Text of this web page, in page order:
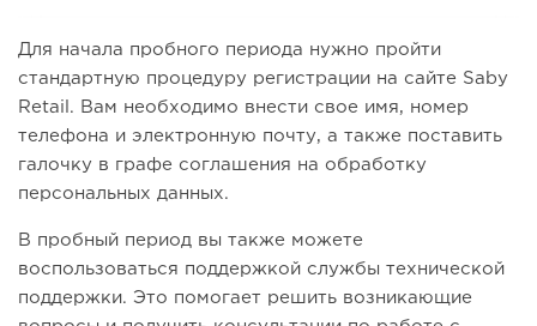
Для начала пробного периода нужно пройти
стандартную процедуру регистрации на сайте Saby
Retail. Вам необходимо внести свое имя, номер
телефона и электронную почту, а также поставить
галочку в графе соглашения на обработку
персональных данных.
В пробный период вы также можете
воспользоваться поддержкой службы технической
поддержки. Это помогает решить возникающие